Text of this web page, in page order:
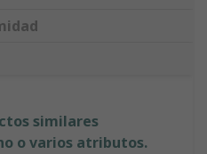
similares
o varios atributos.